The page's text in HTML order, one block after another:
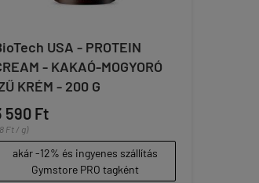
USA - PROTEIN
- KAKAÓ-MOGYORÓ
KRÉM - 200 G
590 Ft
Ft / g)
akár -12% és ingyenes szállítás
Gymstore PRO tagként